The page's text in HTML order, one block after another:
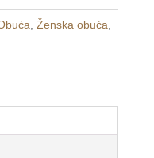
Ženska obuća